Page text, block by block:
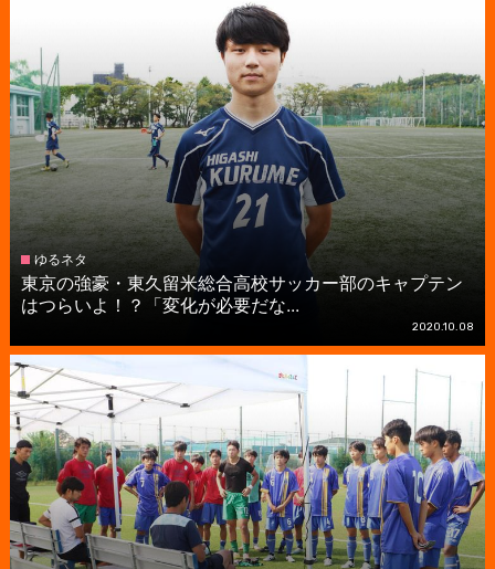
ゆるネタ
東京の強豪・東久留米総合高校サッカー部のキャプテン
はつらいよ！？「変化が必要だな...
2020.10.08